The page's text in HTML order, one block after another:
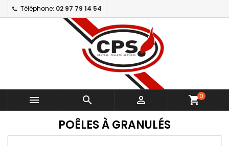
Téléphone: 02 97 79 14 54
   shopping_cart0
POÊLES À GRANULÉS